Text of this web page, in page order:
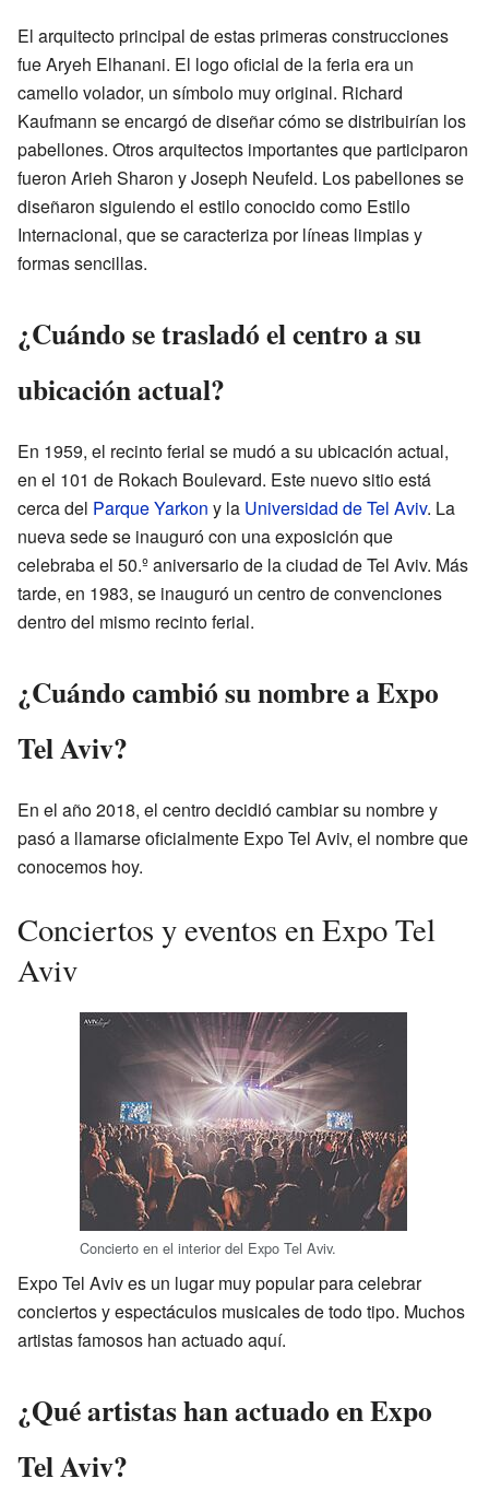
El arquitecto principal de estas primeras construcciones
fue Aryeh Elhanani. El logo oficial de la feria era un
camello volador, un símbolo muy original. Richard
Kaufmann se encargó de diseñar cómo se distribuirían los
pabellones. Otros arquitectos importantes que participaron
fueron Arieh Sharon y Joseph Neufeld. Los pabellones se
diseñaron siguiendo el estilo conocido como Estilo
Internacional, que se caracteriza por líneas limpias y
formas sencillas.
¿Cuándo se trasladó el centro a su
ubicación actual?
En 1959, el recinto ferial se mudó a su ubicación actual,
en el 101 de Rokach Boulevard. Este nuevo sitio está
cerca del Parque Yarkon y la Universidad de Tel Aviv. La
nueva sede se inauguró con una exposición que
celebraba el 50.º aniversario de la ciudad de Tel Aviv. Más
tarde, en 1983, se inauguró un centro de convenciones
dentro del mismo recinto ferial.
¿Cuándo cambió su nombre a Expo
Tel Aviv?
En el año 2018, el centro decidió cambiar su nombre y
pasó a llamarse oficialmente Expo Tel Aviv, el nombre que
conocemos hoy.
Conciertos y eventos en Expo Tel
Aviv
Concierto en el interior del Expo Tel Aviv.
Expo Tel Aviv es un lugar muy popular para celebrar
conciertos y espectáculos musicales de todo tipo. Muchos
artistas famosos han actuado aquí.
¿Qué artistas han actuado en Expo
Tel Aviv?